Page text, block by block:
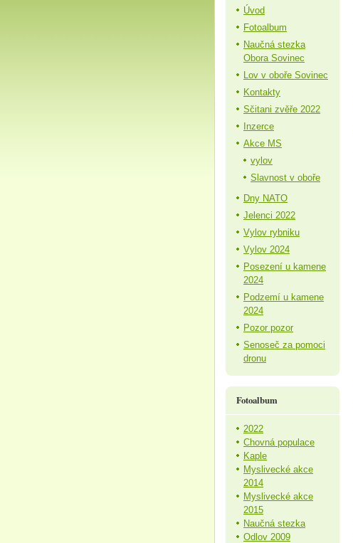
Úvod
Fotoalbum
Naučná stezka
Obora Sovinec
Lov v oboře Sovinec
Kontakty
Sčitani zvěře 2022
Inzerce
Akce MS
vylov
Slavnost v oboře
Dny NATO
Jelenci 2022
Vylov rybniku
Vylov 2024
Posezení u kamene
2024
Podzemí u kamene
2024
Pozor pozor
Senoseč za pomoci
dronu
Fotoalbum
2022
Chovná populace
Kaple
Myslivecké akce
2014
Myslivecké akce
2015
Naučná stezka
Odlov 2009